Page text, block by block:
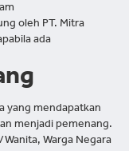
oleh PT. Mitra
ada
yang mendapatkan
menjadi pemenang.
Warga Negara